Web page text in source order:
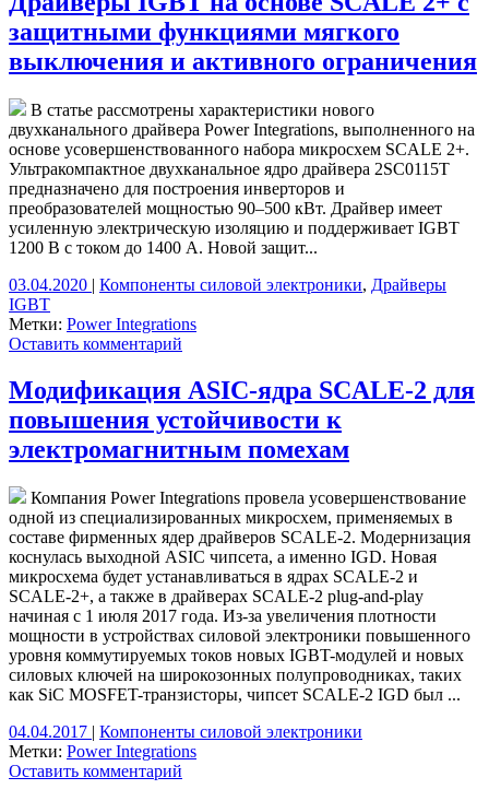
защитными функциями мягкого
выключения и активного ограничения
В статье рассмотрены характеристики нового
двухканального драйвера Power Integrations, выполненного на
основе усовершенствованного набора микросхем SCALE 2+.
Ультракомпактное двухканальное ядро драйвера 2SC0115T
предназначено для построения инверторов и
преобразователей мощностью 90–500 кВт. Драйвер имеет
усиленную электрическую изоляцию и поддерживает IGBT
1200 В с током до 1400 А. Новой защит...
03.04.2020 | Компоненты силовой электроники, Драйверы
IGBT
Метки: Power Integrations
Оставить комментарий
Модификация ASIC-ядра SCALE-2 для
повышения устойчивости к
электромагнитным помехам
Компания Power Integrations провела усовершенствование
одной из специализированных микросхем, применяемых в
составе фирменных ядер драйверов SCALE-2. Модернизация
коснулась выходной ASIC чипсета, а именно IGD. Новая
микросхема будет устанавливаться в ядрах SCALE-2 и
SCALE-2+, а также в драйверах SCALE-2 plug-and-play
начиная с 1 июля 2017 года. Из-за увеличения плотности
мощности в устройствах силовой электроники повышенного
уровня коммутируемых токов новых IGBT-модулей и новых
силовых ключей на широкозонных полупроводниках, таких
как SiC MOSFET-транзисторы, чипсет SCALE-2 IGD был ...
04.04.2017 | Компоненты силовой электроники
Метки: Power Integrations
Оставить комментарий